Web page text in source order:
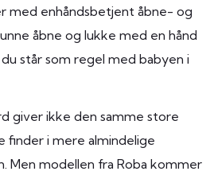
med enhåndsbetjent åbne- og
åbne og lukke med en hånd
står som regel med babyen i
giver ikke den samme store
finder i mere almindelige
Men modellen fra Roba kommer